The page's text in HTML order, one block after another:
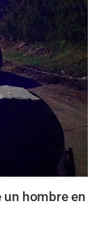
un hombre en